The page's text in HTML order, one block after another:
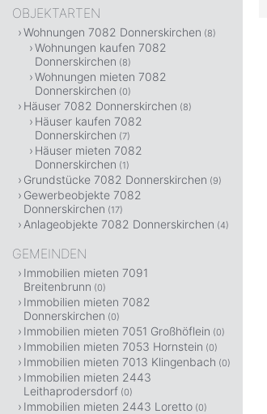
OBJEKTARTEN
Wohnungen 7082 Donnerskirchen (8)
Wohnungen kaufen 7082
Donnerskirchen (8)
Wohnungen mieten 7082
Donnerskirchen (0)
Häuser 7082 Donnerskirchen (8)
Häuser kaufen 7082
Donnerskirchen (7)
Häuser mieten 7082
Donnerskirchen (1)
Grundstücke 7082 Donnerskirchen (9)
Gewerbeobjekte 7082
Donnerskirchen (17)
Anlageobjekte 7082 Donnerskirchen (4)
GEMEINDEN
Immobilien mieten 7091
Breitenbrunn (0)
Immobilien mieten 7082
Donnerskirchen (0)
Immobilien mieten 7051 Großhöflein (0)
Immobilien mieten 7053 Hornstein (0)
Immobilien mieten 7013 Klingenbach (0)
Immobilien mieten 2443
Leithaprodersdorf (0)
Immobilien mieten 2443 Loretto (0)